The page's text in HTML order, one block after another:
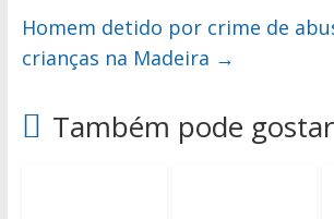
Homem detido por crime de
crianças na Madeira →
Também pode gostar